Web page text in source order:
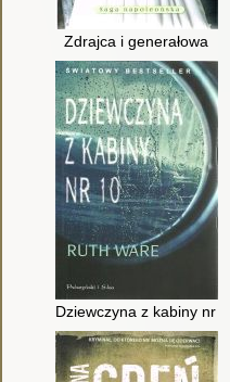
Zdrajca i generałowa
Dziewczyna z kabiny nr 10